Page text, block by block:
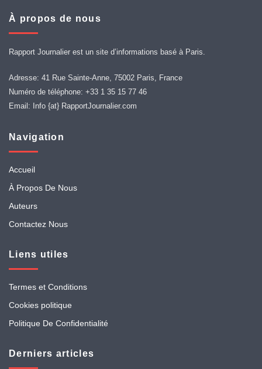
À propos de nous
Rapport Journalier est un site d’informations basé à Paris.
Adresse: 41 Rue Sainte-Anne, 75002 Paris, France
Numéro de téléphone: +33 1 35 15 77 46
Email: Info {at} RapportJournalier.com
Navigation
Accueil
À Propos De Nous
Auteurs
Contactez Nous
Liens utiles
Termes et Conditions
Cookies politique
Politique De Confidentialité
Derniers articles